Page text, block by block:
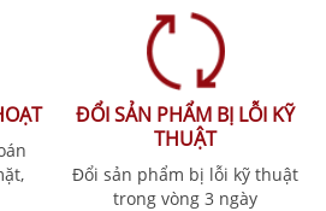
ĐỔI SẢN PHẨM BỊ LỖI KỸ
THUẬT
Đổi sản phẩm bị lỗi kỹ thuật
trong vòng 3 ngày